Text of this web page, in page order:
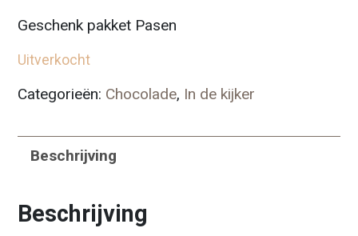
Geschenk pakket Pasen
Uitverkocht
Categorieën: Chocolade, In de kijker
Beschrijving
Beschrijving